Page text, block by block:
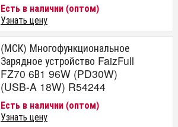
Есть в наличии (оптом)
Узнать цену
(МСК) Многофункциональное
Зарядное устройство FaizFull
FZ70 6В1 96W (PD30W)
(USB-A 18W) R54244
Есть в наличии (оптом)
Узнать цену